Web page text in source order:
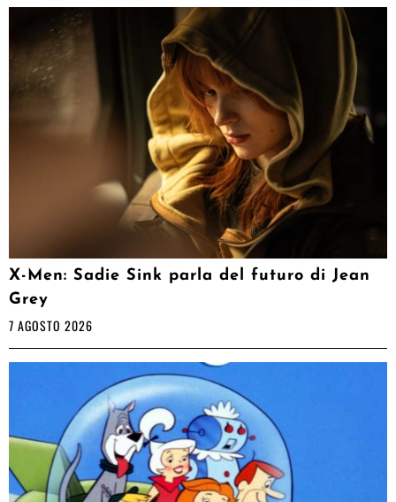
X-Men: Sadie Sink parla del futuro di Jean
Grey
7 AGOSTO 2026